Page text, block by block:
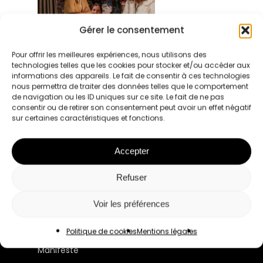
Gérer le consentement
Pour offrir les meilleures expériences, nous utilisons des
technologies telles que les cookies pour stocker et/ou accéder aux
informations des appareils. Le fait de consentir à ces technologies
nous permettra de traiter des données telles que le comportement
de navigation ou les ID uniques sur ce site. Le fait de ne pas
consentir ou de retirer son consentement peut avoir un effet négatif
sur certaines caractéristiques et fonctions.
Accepter
Refuser
Voir les préférences
Politique de cookiesMentions légales
professionnelles à Lyon et en France.
Manifeste